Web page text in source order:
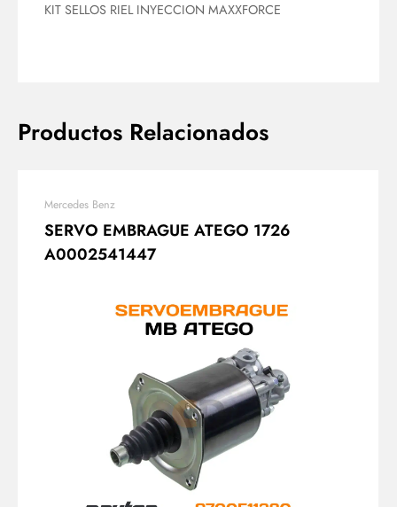
KIT SELLOS RIEL INYECCION MAXXFORCE
Productos Relacionados
Mercedes Benz
SERVO EMBRAGUE ATEGO 1726
A0002541447